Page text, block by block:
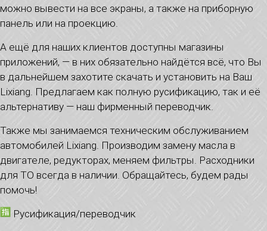
можно вывести на все экраны, а также на приборную
панель или на проекцию.
А ещё для наших клиентов доступны магазины
приложений, — в них обязательно найдётся всё, что Вы
в дальнейшем захотите скачать и установить на Ваш
Lixiang. Предлагаем как полную русификацию, так и её
альтернативу — наш фирменный переводчик.
Также мы занимаемся техническим обслуживанием
автомобилей Lixiang. Производим замену масла в
двигателе, редукторах, меняем фильтры. Расходники
для ТО всегда в наличии. Обращайтесь, будем рады
помочь!
Русификация/переводчик